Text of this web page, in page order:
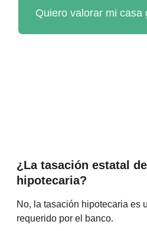
Quiero valorar mi casa
¿La tasación estatal
hipotecaria?
No, la tasación hipotecaria es
requerido por el banco.